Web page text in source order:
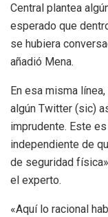
Central plantea
esperado que
se hubiera
añadió Mena.
En esa misma
algún Twitter (sic)
imprudente. Este
independiente de
de seguridad
el experto.
«Aquí lo racional